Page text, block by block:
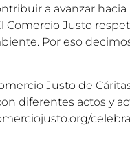
a avanzar
Comercio Justo
Por eso
Justo de
diferentes actos y